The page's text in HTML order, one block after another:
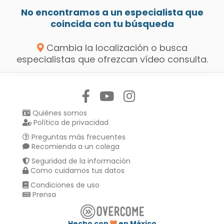
No encontramos a un especialista que
coincida con tu búsqueda
Cambia la localización o busca
especialistas que ofrezcan vídeo consulta.
Quiénes somos
Política de privacidad
Preguntas más frecuentes
Recomienda a un colega
Seguridad de la información
Como cuidamos tus datos
Condiciones de uso
Prensa